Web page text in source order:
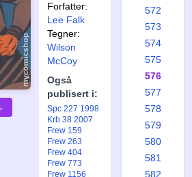
Forfatter:
Lee Falk
Tegner:
Wilson
McCoy
Også
publisert i:
Spc 227 1998
Krb 38 2007
Frew 159
Frew 263
Frew 404
Frew 773
Frew 1156
572
573
574
575
576
577
578
579
580
581
582